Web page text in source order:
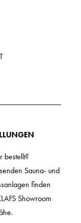
bestellt?
Sauna- und
finden
Showroom